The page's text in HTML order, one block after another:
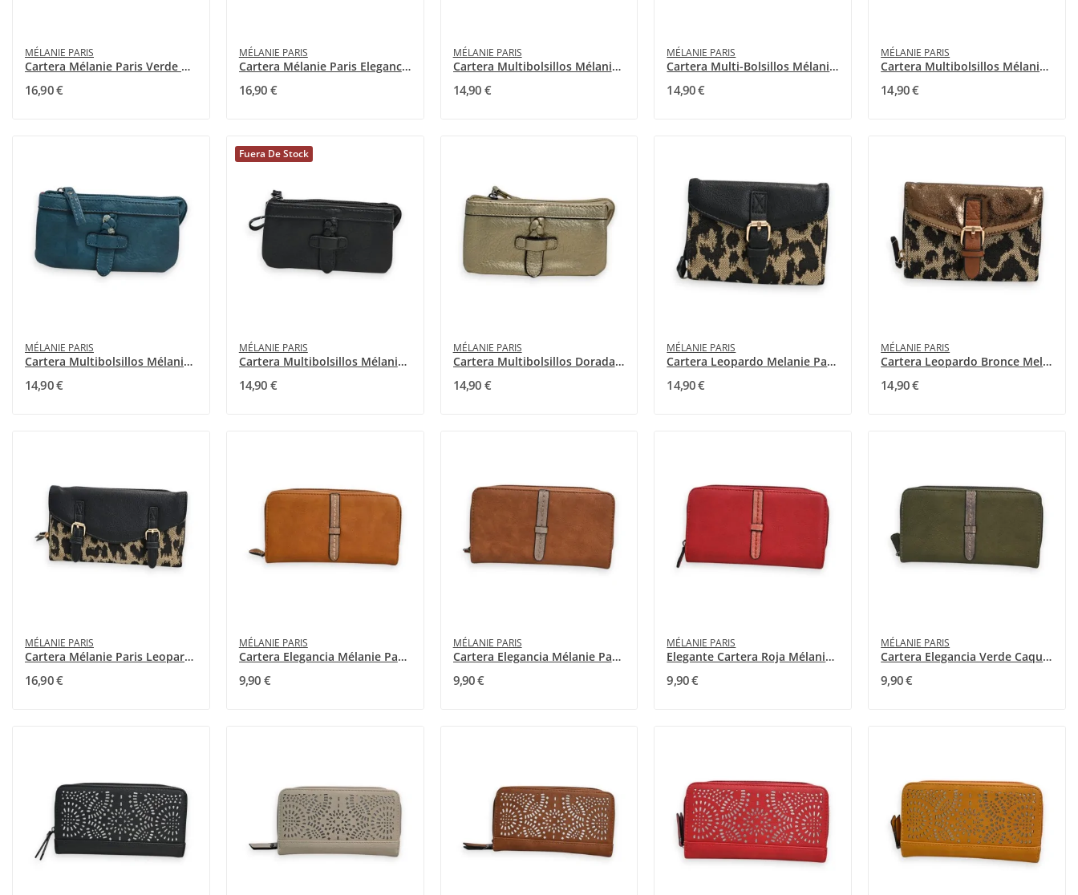
MÉLANIE PARIS
Cartera Mélanie Paris Verde Almendra de Doble Cara
16,90 €
MÉLANIE PARIS
Cartera Mélanie Paris Elegancia Dorada
16,90 €
MÉLANIE PARIS
Cartera Multibolsillos Mélanie Paris Verde Caqui
14,90 €
MÉLANIE PARIS
Cartera Multi-Bolsillos Mélanie Paris Beige Topo
14,90 €
MÉLANIE PARIS
Cartera Multibolsillos Mélanie Paris Verde...
14,90 €
MÉLANIE PARIS
Cartera Multibolsillos Mélanie Paris Petróleo
14,90 €
Fuera De Stock
MÉLANIE PARIS
Cartera Multibolsillos Mélanie Paris Negro
14,90 €
MÉLANIE PARIS
Cartera Multibolsillos Dorada Mélanie Paris
14,90 €
MÉLANIE PARIS
Cartera Leopardo Melanie Paris Compacta Bicolor...
14,90 €
MÉLANIE PARIS
Cartera Leopardo Bronce Melanie Paris
14,90 €
MÉLANIE PARIS
Cartera Mélanie Paris Leopardo Negro y Topo
16,90 €
MÉLANIE PARIS
Cartera Elegancia Mélanie Paris Camel
9,90 €
MÉLANIE PARIS
Cartera Elegancia Mélanie Paris Marrón
9,90 €
MÉLANIE PARIS
Elegante Cartera Roja Mélanie Paris
9,90 €
MÉLANIE PARIS
Cartera Elegancia Verde Caqui Mélanie Paris
9,90 €